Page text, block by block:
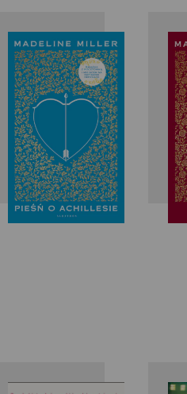
Madeline
Miller